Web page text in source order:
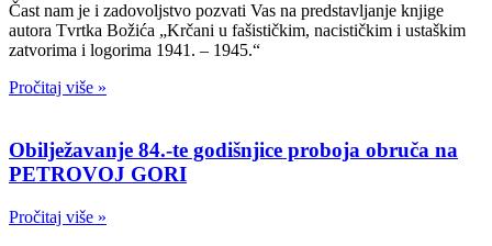
Čast nam je i zadovoljstvo pozvati Vas na predstavljanje knjige
autora Tvrtka Božića „Krčani u fašističkim, nacističkim i ustaškim
zatvorima i logorima 1941. – 1945.“
Pročitaj više »
Obilježavanje 84.-te godišnjice proboja obruča na
PETROVOJ GORI
Pročitaj više »